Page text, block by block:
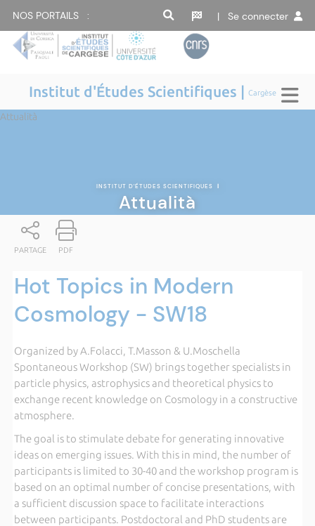
NOS PORTAILS : | Se connecter
Institut d'Études Scientifiques |Cargèse
Attualità
INSTITUT D'ÉTUDES SCIENTIFIQUES |
Attualità
PARTAGE PDF
Hot Topics in Modern
Cosmology - SW18
Organized by A.Folacci, T.Masson & U.Moschella
Spontaneous Workshop (SW) brings together specialists in
particle physics, astrophysics and theoretical physics to
exchange recent knowledge on Cosmology in a constructive
atmosphere.
The goal is to stimulate debate for generating innovative
ideas on emerging issues. With this in mind, the number of
participants is limited to 30-40 and the workshop program is
based on an optimal number of concise presentations, with
a sufficient discussion space to facilitate interactions
between participants. Postdoctoral and PhD students are